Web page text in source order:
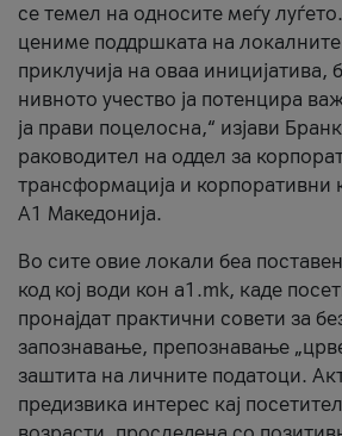
се темел на односите меѓу
цениме поддршката на
приклучија на оваа иницијатива,
нивното учество ја потенцира
ја прави поцелосна,“ изјави
раководител на оддел за
трансформација и корпоративни
А1 Македонија.
Во сите овие локали беа
код кој води кон a1.mk, каде
пронајдат практични совети за
запознавање, препознавање
заштита на личните податоци.
предизвика интерес кај